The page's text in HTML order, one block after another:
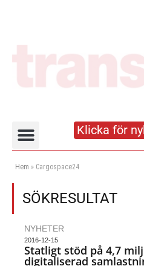
Klicka för
Hem » Cargospace24
SÖKRESULTAT
NYHETER
2016-12-15
Statligt stöd på 4,7
digitaliserad